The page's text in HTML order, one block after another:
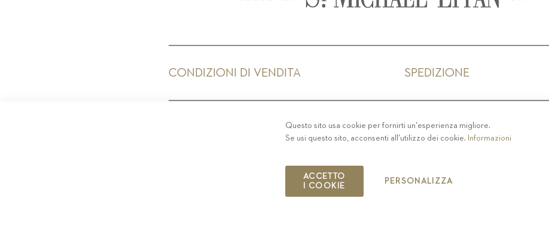
CONDIZIONI DI VENDITA SPEDIZIONE
PRIVACY -COLOPHON -COOKIE POLICY-CODICE ETICO
COPYRIGHT 2019 ST.MICHAEL - EPPAN
Questo sito usa cookie per fornirti un'esperienza migliore.
Se usi questo sito, acconsenti all'utilizzo dei cookie. Informazioni
ACCETTO
I COOKIE
PERSONALIZZA